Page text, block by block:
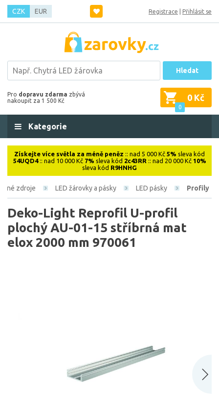
CZK EUR Registrace Přihlásit se
Hledat
Pro dopravu zdarma zbývá
nakoupit za 1 500 Kč
0
0 Kč
Kategorie
Získejte více světla za méně peněz :: nad 5 000 Kč 5% sleva kód
54UQD4:: nad 10 000 Kč 7% sleva kód 2c43RR :: nad 20 000 Kč 10%
sleva kód R9HNHG
zdroje LED žárovky a pásky LED pásky Profily
Deko-Light Reprofil U-profil
plochý AU-01-15 stříbrná mat
elox 2000 mm 970061